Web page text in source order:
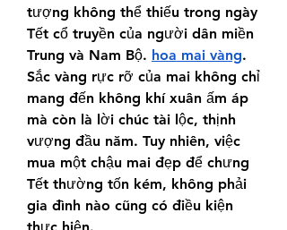
tượng không thể thiếu trong ngày
Tết cổ truyền của người dân miền
Trung và Nam Bộ. hoa mai vàng.
Sắc vàng rực rỡ của mai không chỉ
mang đến không khí xuân ấm áp
mà còn là lời chúc tài lộc, thịnh
vượng đầu năm. Tuy nhiên, việc
mua một chậu mai đẹp để chưng
Tết thường tốn kém, không phải
gia đình nào cũng có điều kiện